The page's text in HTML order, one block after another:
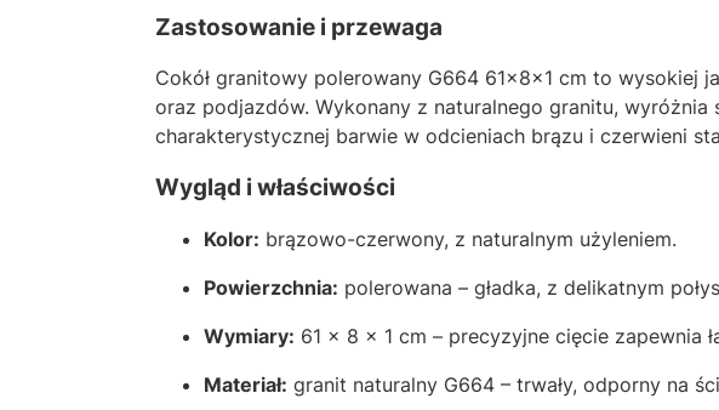
Zastosowanie i przewaga
Cokół granitowy polerowany G664 61x8x1 cm to wysokiej
oraz podjazdów. Wykonany z naturalnego granitu,
charakterystycznej barwie w odcieniach brązu i czerwieni
Wygląd i właściwości
Kolor: brązowo-czerwony, z naturalnym użyleniem.
Powierzchnia: polerowana – gładka, z delikatnym
Wymiary: 61 × 8 × 1 cm – precyzyjne cięcie zapewnia
Materiał: granit naturalny G664 – trwały, odporny na